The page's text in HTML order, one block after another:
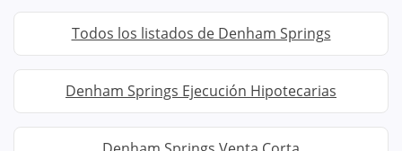
Todos los listados de Denham Springs
Denham Springs Ejecución Hipotecarias